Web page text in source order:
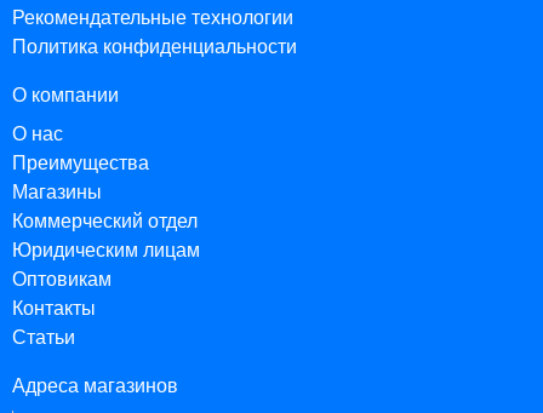
Рекомендательные технологии
Политика конфиденциальности
О компании
О нас
Преимущества
Магазины
Коммерческий отдел
Юридическим лицам
Оптовикам
Контакты
Статьи
Адреса магазинов